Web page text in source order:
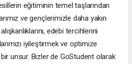
eğitiminin temel taşlarından
ve gençlerimizle daha yakın
edebi tercihlerini
iyileştirmek ve optimize
unsur. Bizler de GoStudent olarak